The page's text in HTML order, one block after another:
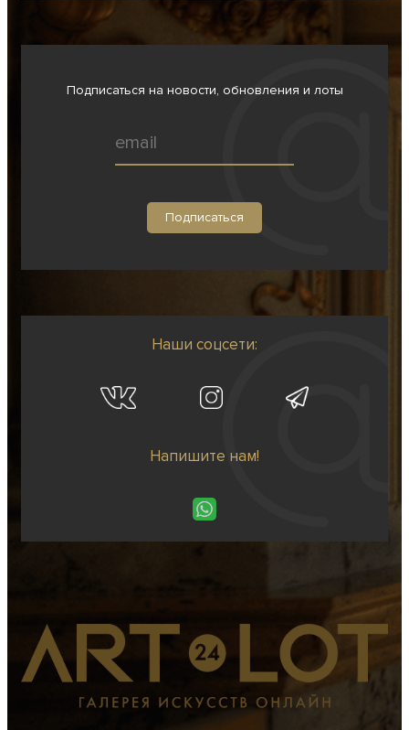
Подписаться на новости, обновления и лоты
Наши соцсети:
Напишите нам!